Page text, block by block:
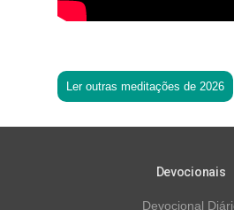
Ler outras meditações de 2026
Devocionais
Devocional